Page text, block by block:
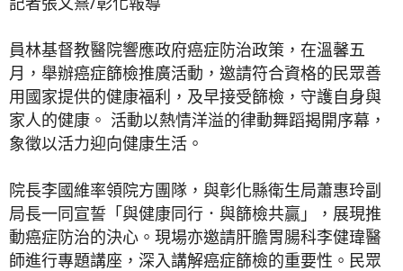
員林基督教醫院響應政府癌症防治政策，在溫馨五
月，舉辦癌症篩檢推廣活動，邀請符合資格的民眾善
用國家提供的健康福利，及早接受篩檢，守護自身與
家人的健康。 活動以熱情洋溢的律動舞蹈揭開序幕，
象徵以活力迎向健康生活。
院長李國維率領院方團隊，與彰化縣衛生局蕭惠玲副
局長一同宣誓「與健康同行．與篩檢共贏」，展現推
動癌症防治的決心。現場亦邀請肝膽胃腸科李健瑋醫
師進行專題講座，深入講解癌症篩檢的重要性。民眾